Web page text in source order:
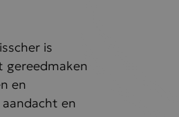
is
gereedmaken
en
en